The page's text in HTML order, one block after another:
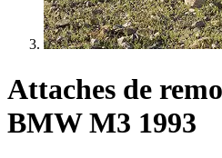
Attaches de
BMW M3 1993